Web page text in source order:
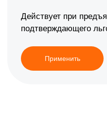
Действует при
подтверждающего
Применить